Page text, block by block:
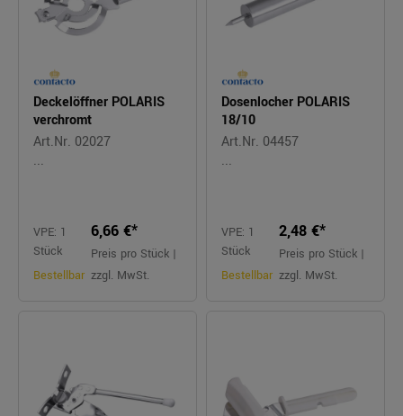
Deckelöffner POLARIS
verchromt
Art.Nr. 02027
...
VPE: 1
Stück
Bestellbar
6,66 €*
Preis pro Stück |
zzgl. MwSt.
Dosenlocher POLARIS
18/10
Art.Nr. 04457
...
VPE: 1
Stück
Bestellbar
2,48 €*
Preis pro Stück |
zzgl. MwSt.